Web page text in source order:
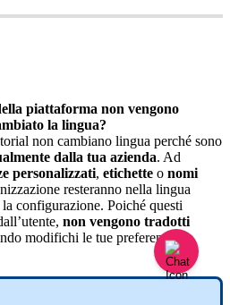
piattaforma non vengono
la lingua?
non cambiano lingua perché sono
dalla tua azienda. Ad
personalizzati, etichette o nomi
resteranno nella lingua
la configurazione. Poiché questi
’utente, non vengono tradotti
modifichi le tue preferenze